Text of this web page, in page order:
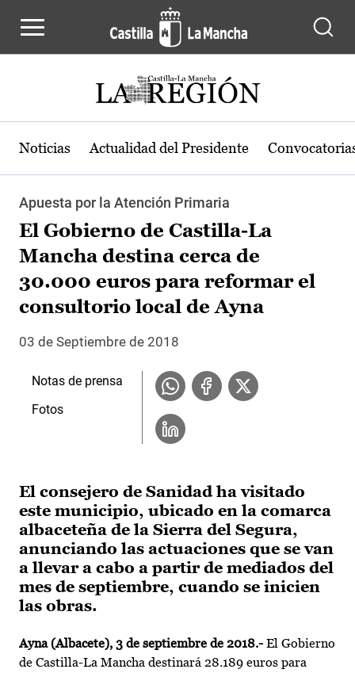
Noticias Actualidad del Presidente
Apuesta por la Atención Primaria
El Gobierno de Castilla-La
Mancha destina cerca de
30.000 euros para reformar el
consultorio local de Ayna
03 de Septiembre de 2018
El consejero de Sanidad ha visitado
este municipio, ubicado en la comarca
albaceteña de la Sierra del Segura,
anunciando las actuaciones que se van
a llevar a cabo a partir de mediados del
mes de septiembre, cuando se inicien
las obras.
Ayna (Albacete), 3 de septiembre de 2018.- El Gobierno
de Castilla-La Mancha destinará 28.189 euros para
Notas de prensa
Fotos